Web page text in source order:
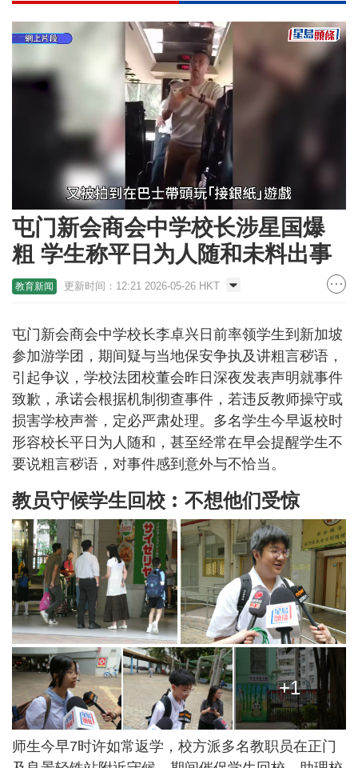
Unmute Loaded:
47.13%
屯门新会商会中学校长涉星国爆
粗 学生称平日为人随和未料出事
教育新闻 更新时间：12:21 2026-05-26 HKT
屯门新会商会中学校长李卓兴日前率领学生到新加坡
参加游学团，期间疑与当地保安争执及讲粗言秽语，
引起争议，学校法团校董会昨日深夜发表声明就事件
致歉，承诺会根据机制彻查事件，若违反教师操守或
损害学校声誉，定必严肃处理。多名学生今早返校时
形容校长平日为人随和，甚至经常在早会提醒学生不
要说粗言秽语，对事件感到意外与不恰当。
教员守候学生回校︰不想他们受惊
+1
师生今早7时许如常返学，校方派多名教职员在正门